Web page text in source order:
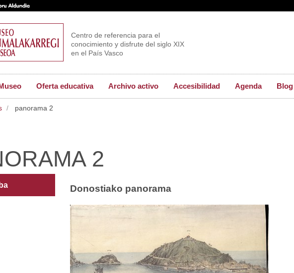
Centro de referencia para el
conocimiento y disfrute del siglo XIX
en el País Vasco
Oferta educativa Archivo activo Accesibilidad Agenda Blog
panorama 2
2
Donostiako panorama